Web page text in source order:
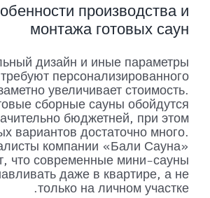
производства и
монтажа готовых саун
дизайн и иные параметры
персонализированного
увеличивает стоимость.
сборные сауны обойдутся
бюджетней, при этом
вариантов достаточно много.
компании «Бали Сауна»
что современные мини-сауны
даже в квартире, а не
только на личном участке.